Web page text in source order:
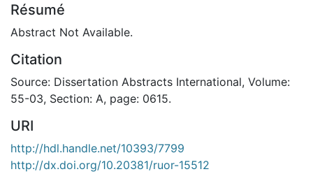
Résumé
Abstract Not Available.
Citation
Source: Dissertation Abstracts International, Volume:
55-03, Section: A, page: 0615.
URI
http://hdl.handle.net/10393/7799
http://dx.doi.org/10.20381/ruor-15512